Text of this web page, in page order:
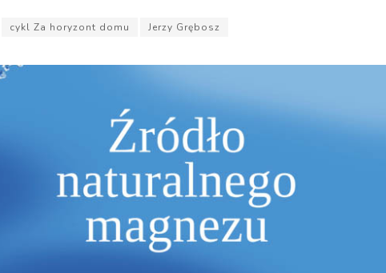
cykl Za horyzont domu Jerzy Grębosz